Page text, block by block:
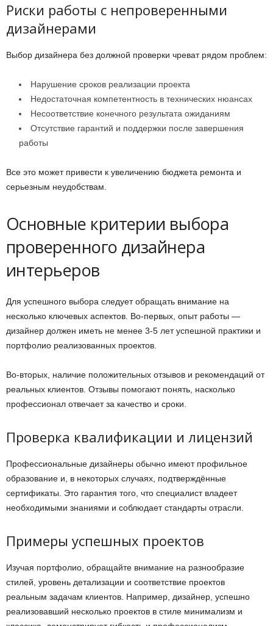
Риски работы с непроверенными
дизайнерами
Выбор дизайнера без должной проверки чреват рядом проблем:
Нарушение сроков реализации проекта
Недостаточная компетентность в технических нюансах
Несоответствие конечного результата ожиданиям
Отсутствие гарантий и поддержки после завершения
работы
Все это может привести к увеличению бюджета ремонта и
серьезным неудобствам.
Основные критерии выбора
проверенного дизайнера
интерьеров
Для успешного выбора следует обращать внимание на
несколько ключевых аспектов. Во-первых, опыт работы —
дизайнер должен иметь не менее 3-5 лет успешной практики и
портфолио реализованных проектов.
Во-вторых, наличие положительных отзывов и рекомендаций от
реальных клиентов. Отзывы помогают понять, насколько
профессионал отвечает за качество и сроки.
Проверка квалификации и лицензий
Профессиональные дизайнеры обычно имеют профильное
образование и, в некоторых случаях, подтверждённые
сертификаты. Это гарантия того, что специалист владеет
необходимыми знаниями и соблюдает стандарты отрасли.
Примеры успешных проектов
Изучая портфолио, обращайте внимание на разнообразие
стилей, уровень детализации и соответствие проектов
реальным задачам клиентов. Например, дизайнер, успешно
реализовавший несколько проектов в стиле минимализм и